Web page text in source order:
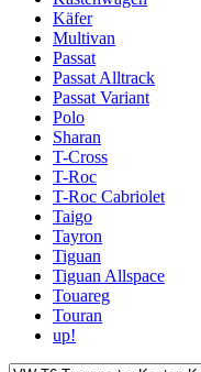
Käfer
Multivan
Passat
Passat Alltrack
Passat Variant
Polo
Sharan
T-Cross
T-Roc
T-Roc Cabriolet
Taigo
Tayron
Tiguan
Tiguan Allspace
Touareg
Touran
up!